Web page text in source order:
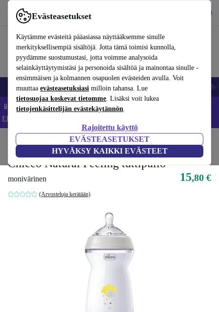
Evästeasetukset
Käytämme evästeitä pääasiassa näyttääksemme sinulle
merkityksellisempiä sisältöjä. Jotta tämä toimisi kunnolla,
pyydämme suostumustasi, jotta voimme analysoida
selainkäyttäytymistäsi ja personoida sisältöä ja mainontaa sinulle -
ensimmäisen ja kolmannen osapuolen evästeiden avulla. Voit
muuttaa evästeasetuksiasi milloin tahansa. Lue
tietosuojaa koskevat tietomme. Lisäksi voit lukea
tietojenkäsittelijän evästekäytännön.
Rajoitettu käyttö
EVÄSTEASETUKSET
HYVÄKSY KAIKKI EVÄSTEET
Käytä refurbed-palvelua nopeasti ja helposti
Matkapuhelimet ja älypuhelimet Kannettavat tietokoneet
📱 Säästä 5 % LISÄÄ iPhoneista – Koodi: IPHONEDEAL –
Ehdot ja säännöt
Chicco Natural Feeling tuttipullo
monivärinen
(Arvosteluja kerätään)
15,80 €